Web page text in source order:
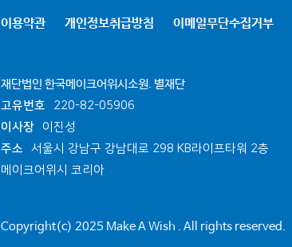
이용약관 개인정보취급방침 이메일무단수집거부
재단법인 한국메이크어위시소원. 별재단
고유번호
220-82-05906
이사장
이진성
주소
서울시 강남구 강남대로 298 KB라이프타워 2층
메이크어위시 코리아
Copyright(c) 2025 Make A Wish . All rights reserved.